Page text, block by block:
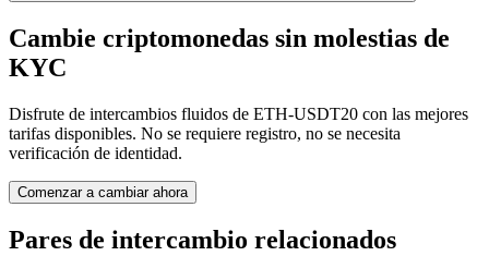
Cambie criptomonedas sin molestias de
KYC
Disfrute de intercambios fluidos de ETH-USDT20 con las mejores
tarifas disponibles. No se requiere registro, no se necesita
verificación de identidad.
Comenzar a cambiar ahora
Pares de intercambio relacionados